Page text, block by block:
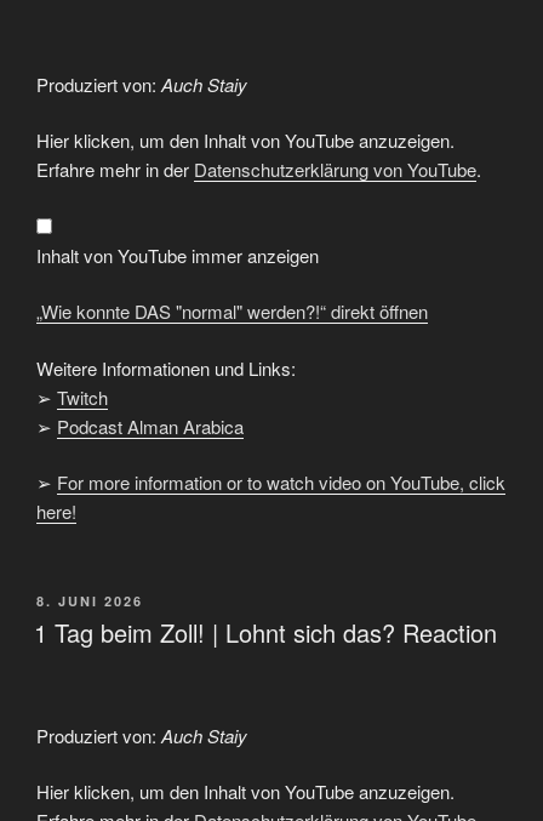
Produziert von: Auch Staiy
„Wie
konnte
DAS
"normal"
von
YouTube
anzeigen
Hier klicken, um den Inhalt von YouTube anzuzeigen.
Erfahre mehr in der Datenschutzerklärung von YouTube.
Inhalt von YouTube immer anzeigen
„Wie konnte DAS "normal" werden?!“ direkt öffnen
Weitere Informationen und Links:
➢ Twitch
➢ Podcast Alman Arabica
➢ For more information or to watch video on YouTube, click
here!
VERÖFFENTLICHT
AM
8. JUNI 2026
1 Tag beim Zoll! | Lohnt sich das? Reaction
Produziert von: Auch Staiy
„1
Tag
Hier klicken, um den Inhalt von YouTube anzuzeigen.